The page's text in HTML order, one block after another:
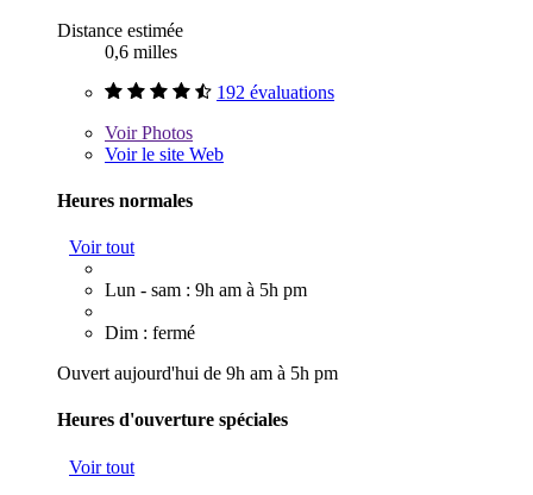
Distance estimée
0,6 milles
192 évaluations
VoirPhotos
Voir le site Web
Heures normales
Voir tout
Lun - sam : 9h am à 5h pm
Dim : fermé
Ouvert aujourd'hui de 9h am à 5h pm
Heures d'ouverture spéciales
Voir tout